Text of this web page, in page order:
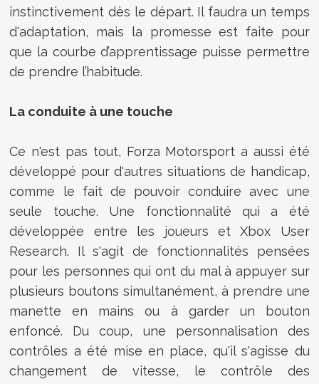
instinctivement dès le départ. Il faudra un temps
d'adaptation, mais la promesse est faite pour
que la courbe d’apprentissage puisse permettre
de prendre l’habitude.
La conduite à une touche
Ce n'est pas tout, Forza Motorsport a aussi été
développé pour d'autres situations de handicap,
comme le fait de pouvoir conduire avec une
seule touche. Une fonctionnalité qui a été
développée entre les joueurs et Xbox User
Research. Il s'agit de fonctionnalités pensées
pour les personnes qui ont du mal à appuyer sur
plusieurs boutons simultanément, à prendre une
manette en mains ou à garder un bouton
enfoncé. Du coup, une personnalisation des
contrôles a été mise en place, qu'il s'agisse du
changement de vitesse, le contrôle des